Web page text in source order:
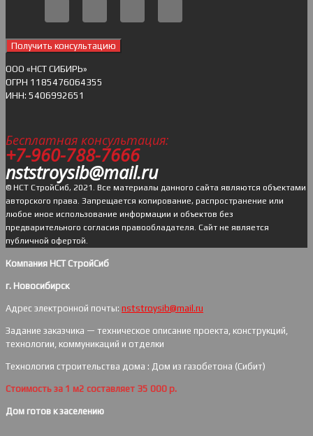
Получить консультацию
ОOO «НСТ СИБИРЬ»
ОГРН 1185476064355
ИНН: 5406992651
Бесплатная консультация:
+7-960-788-7666
nststroysib@mail.ru
© НСТ СтройСиб, 2021. Все материалы данного сайта являются объектами
авторского права. Запрещается копирование, распространение или
любое иное использование информации и объектов без
предварительного согласия правообладателя. Cайт не является
публичной офертой.
Компания НСТ СтройСиб
г. Новосибирск
Адрес электронной почты: nststroysib@mail.ru
Задание заказчика — техническое описание проекта, конструкций,
технологии, коммуникаций и отделки
Технология строительства дома : Дом из газобетона (Сибит)
Стоимость за 1 м2 составляет 35 000 р.
Дом готов к заселению